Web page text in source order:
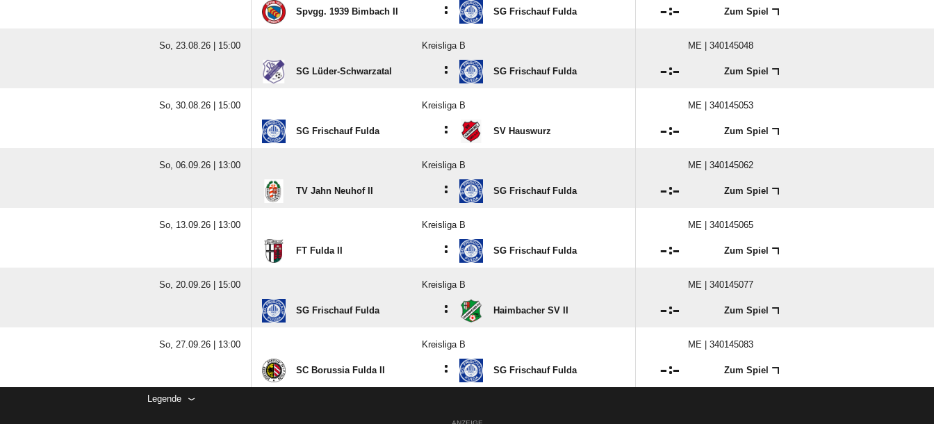
Spvgg. 1939 Bimbach II : SG Frischauf Fulda : Zum Spiel
So, 23.08.26 | 15:00 Kreisliga B ME | 340145048
SG Lüder-Schwarzatal : SG Frischauf Fulda : Zum Spiel
So, 30.08.26 | 15:00 Kreisliga B ME | 340145053
SG Frischauf Fulda : SV Hauswurz : Zum Spiel
So, 06.09.26 | 13:00 Kreisliga B ME | 340145062
TV Jahn Neuhof II : SG Frischauf Fulda : Zum Spiel
So, 13.09.26 | 13:00 Kreisliga B ME | 340145065
FT Fulda II : SG Frischauf Fulda : Zum Spiel
So, 20.09.26 | 15:00 Kreisliga B ME | 340145077
SG Frischauf Fulda : Haimbacher SV II : Zum Spiel
So, 27.09.26 | 13:00 Kreisliga B ME | 340145083
SC Borussia Fulda II : SG Frischauf Fulda : Zum Spiel
Legende